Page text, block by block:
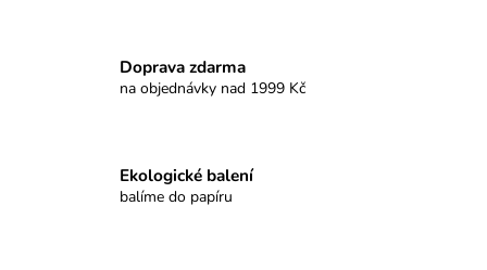
Doprava zdarma
na objednávky nad 1999 Kč
Ekologické balení
balíme do papíru